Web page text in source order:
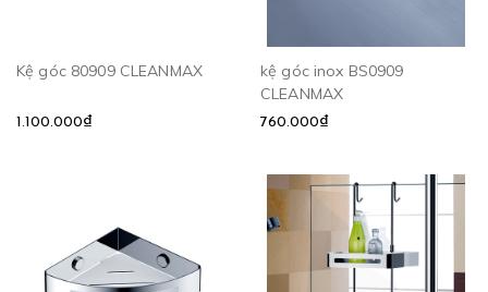
Kệ góc 80909 CLEANMAX
1.100.000₫
kệ góc inox BS0909
CLEANMAX
760.000₫